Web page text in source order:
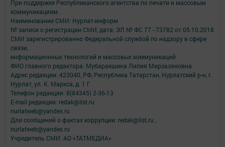
При поддержке Республиканского агентства по печати и массовым
коммуникациям.
Наименование СМИ: Нурлат-⁠информ
№ записи о регистрации СМИ, дата: ЭЛ № ФС 77 -⁠ 73782 от 05.10.2018
СМИ зарегистрированно Федеральной службой по надзору в сфере
связи,
информационных технологий и массовых коммуникаций
ФИО главного редактора: Мубаракшина Лилия Мирзазяновна
Адрес редакции: 423040, РФ, Республика Татарстан, Нурлатский р-н, г.
Нурлат, ул. К. Маркса, д. 1 Г
Телефон редакции: 8(84345) 2-36-13
E-mail редакции: redak@list.ru
nurlatweb@yandex.ru
Для сообщений о фактах коррупции: redak@list.ru ,
nurlatweb@yandex.ru
Учредитель СМИ: АО «ТАТМЕДИА»